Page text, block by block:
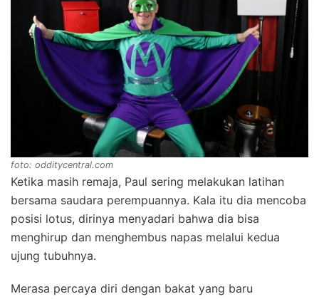
foto: odditycentral.com
Ketika masih remaja, Paul sering melakukan latihan
bersama saudara perempuannya. Kala itu dia mencoba
posisi lotus, dirinya menyadari bahwa dia bisa
menghirup dan menghembus napas melalui kedua
ujung tubuhnya.
Merasa percaya diri dengan bakat yang baru